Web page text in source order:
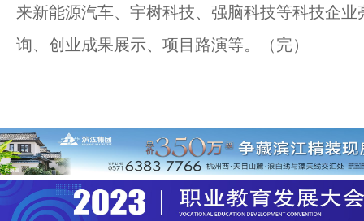
来新能源汽车、宇树科技、强脑科技等科技企
询、创业成果展示、项目路演等。（完）